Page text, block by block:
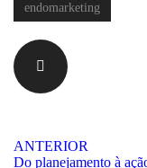
endomarketing
ANTERIOR
Do planejamento à